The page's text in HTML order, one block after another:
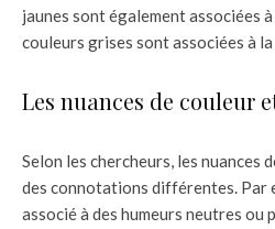
jaunes sont également associées
couleurs grises sont associées à
Les nuances de couleur
Selon les chercheurs, les nuances
des connotations différentes. Par
associé à des humeurs neutres ou